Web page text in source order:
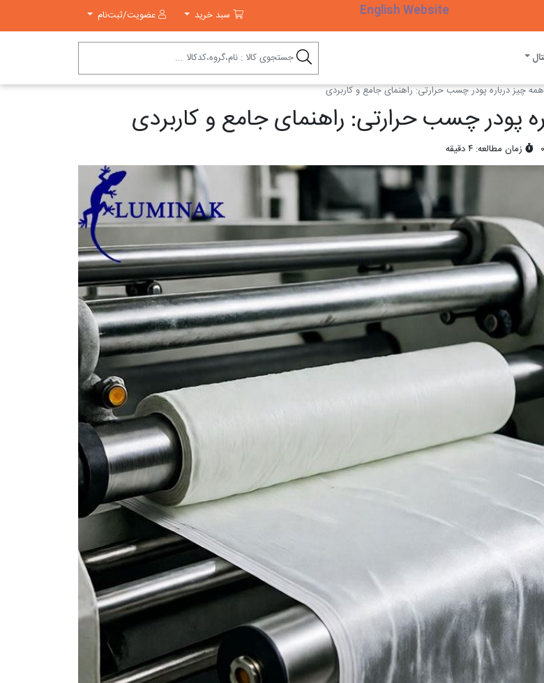
English Website سبد خرید
سبد خرید عضویت/ثبت‌نام
همه چیز درباره پودر چسب حرارتی: راهنمای جامع و کاربردی
پودر چسب حرارتی: راهنمای جامع و کاربردی
زمان مطالعه: ۴ دقیقه